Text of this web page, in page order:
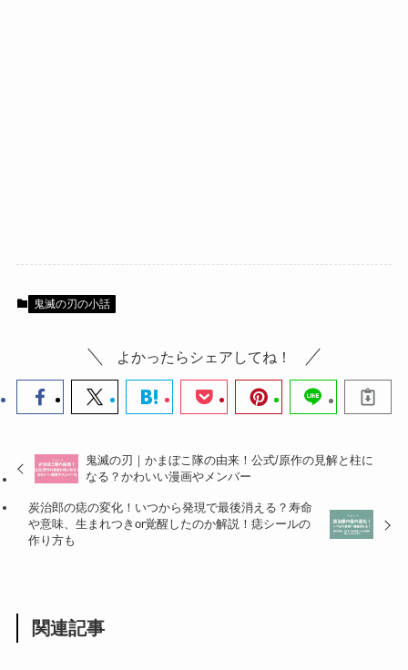
鬼滅の刃の小話
よかったらシェアしてね！
鬼滅の刃｜かまぼこ隊の由来！公式/原作の見解と柱に
なる？かわいい漫画やメンバー
炭治郎の痣の変化！いつから発現で最後消える？寿命
や意味、生まれつきor覚醒したのか解説！痣シールの
作り方も
関連記事